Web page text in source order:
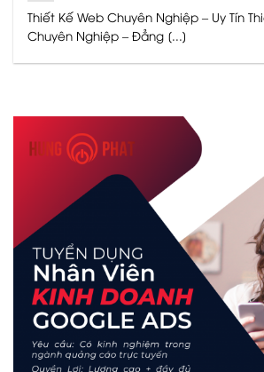
Thiết Kế Web Chuyên Nghiệp – Uy Tín
Chuyên Nghiệp – Đẳng [...]